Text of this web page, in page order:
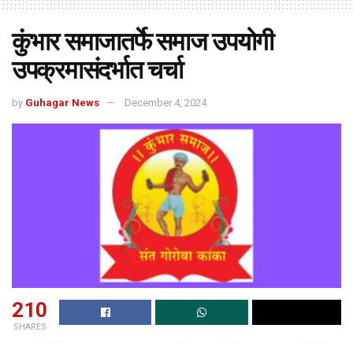
कुंभार समाजातर्फे समाज उपयोगी
उपक्रमासंदर्भात चर्चा
by Guhagar News December 4, 2024
210
SHARES